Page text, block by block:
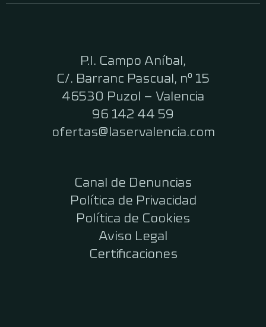
P.I. Campo Aníbal,
C/. Barranc Pascual, nº 15
46530 Puzol – Valencia
96 142 44 59
ofertas@laservalencia.com
Canal de Denuncias
Política de Privacidad
Política de Cookies
Aviso Legal
Certificaciones